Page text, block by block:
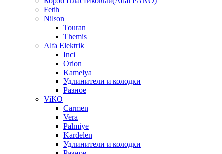
Fetih
Nilson
Touran
Themis
Alfa Elektrik
Inci
Orion
Kamelya
Удлинители и колодки
Разное
ViKO
Carmen
Vera
Palmiye
Kardelen
Удлинители и колодки